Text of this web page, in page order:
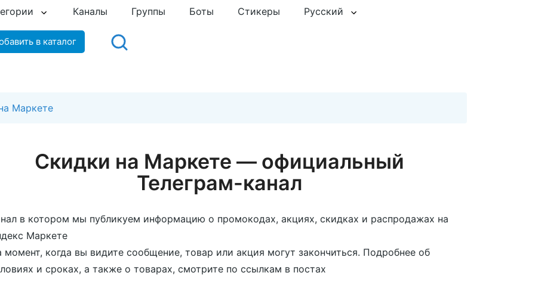
Каналы Группы Боты Стикеры Русский
в каталог
Маркете
Скидки на Маркете — официальный
Телеграм-канал
в котором мы публикуем информацию о промокодах, акциях, скидках и распродажах на
Маркете
момент, когда вы видите сообщение, товар или акция могут закончиться. Подробнее об
и сроках, а также о товарах, смотрите по ссылкам в постах